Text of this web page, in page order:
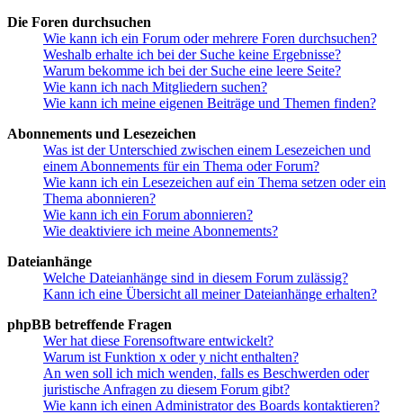
Die Foren durchsuchen
Wie kann ich ein Forum oder mehrere Foren durchsuchen?
Weshalb erhalte ich bei der Suche keine Ergebnisse?
Warum bekomme ich bei der Suche eine leere Seite?
Wie kann ich nach Mitgliedern suchen?
Wie kann ich meine eigenen Beiträge und Themen finden?
Abonnements und Lesezeichen
Was ist der Unterschied zwischen einem Lesezeichen und
einem Abonnements für ein Thema oder Forum?
Wie kann ich ein Lesezeichen auf ein Thema setzen oder ein
Thema abonnieren?
Wie kann ich ein Forum abonnieren?
Wie deaktiviere ich meine Abonnements?
Dateianhänge
Welche Dateianhänge sind in diesem Forum zulässig?
Kann ich eine Übersicht all meiner Dateianhänge erhalten?
phpBB betreffende Fragen
Wer hat diese Forensoftware entwickelt?
Warum ist Funktion x oder y nicht enthalten?
An wen soll ich mich wenden, falls es Beschwerden oder
juristische Anfragen zu diesem Forum gibt?
Wie kann ich einen Administrator des Boards kontaktieren?